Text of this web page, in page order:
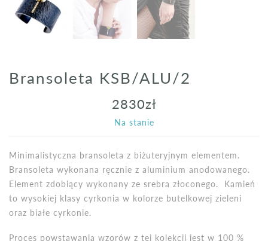
Bransoleta KSB/ALU/2
2830zł
Na stanie
Minimalistyczna bransoleta z biżuteryjnym elementem.
Bransoleta wykonana ręcznie z aluminium anodowanego.
Element zdobiący wykonany ze srebra złoconego. Kamień
to wysokiej klasy cyrkonia w kolorze butelkowej zieleni
oraz białe cyrkonie.
Proces powstawania wzorów z tej kolekcji jest w 100 %